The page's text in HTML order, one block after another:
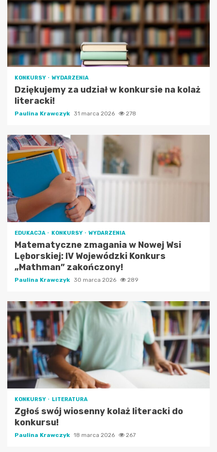
KONKURSY WYDARZENIA
Dziękujemy za udział w konkursie na kolaż
literacki!
Paulina Krawczyk 31 marca 2026 278
EDUKACJA KONKURSY WYDARZENIA
Matematyczne zmagania w Nowej Wsi
Lęborskiej: IV Wojewódzki Konkurs
„Mathman” zakończony!
Paulina Krawczyk 30 marca 2026 289
KONKURSY LITERATURA
Zgłoś swój wiosenny kolaż literacki do
konkursu!
Paulina Krawczyk 18 marca 2026 267